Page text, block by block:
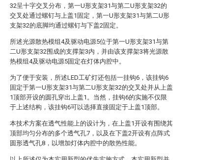
32呈十字交叉分布，第一U形支架31与第二U形支架32的
交叉处通过螺钉与上盖1固定，第一U形支架31与第二U形
支架32的底脚均通过螺钉与下盖2固定。
所述光源散热模组4及驱动电源5位于第一U形支架31与第
二U形支架32围成的支撑架3内，并由该支撑架3将光源散
热模组4及驱动电源5固定在灯体内腔中。
为了便于安装，所述LED工矿灯还包括一挂钩6，该挂钩6
固定于第一U形支架31与第二U形支架32的交叉处并从上盖
1顶部开设的圆孔穿出上盖1。当然，挂钩6的实施不仅限
于上述结构，该挂钩6可以选择直接固定于上盖1顶部。
本技术方案在透气性能上的设计为，在上盖1开设有围绕其
顶部均匀分布的多个透气孔7，以及在下盖2开设有点阵式
圆形透气孔8，以增加灯体内腔中的散热性能。